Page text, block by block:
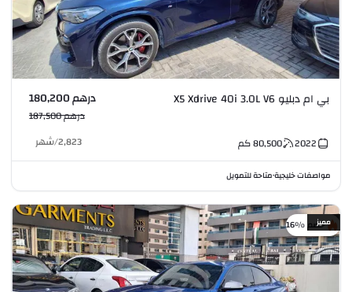
بي ام دبليو X5 Xdrive 40i 3.0L V6 درهم 180,200
درهم 187,500
2022
80,500كم 2,823
/شهر
مواصفات خليجية•متاحة للتمويل
خصم %16مميز